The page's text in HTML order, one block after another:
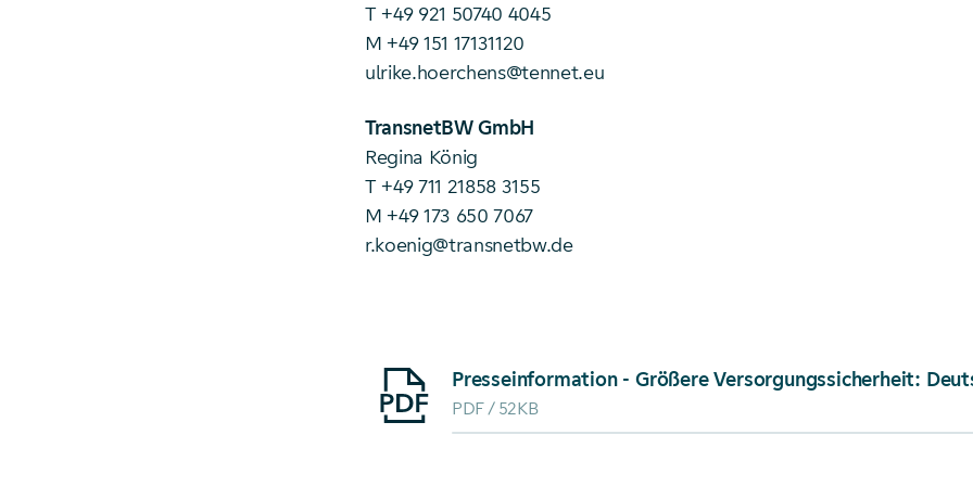
T +49 921 50740 4045
M +49 151 17131120
ulrike.hoerchens@tennet.eu
TransnetBW GmbH
Regina König
T +49 711 21858 3155
M +49 173 650 7067
r.koenig@transnetbw.de
Starte Download von: Presseinformation - Größere
PDF 52KB